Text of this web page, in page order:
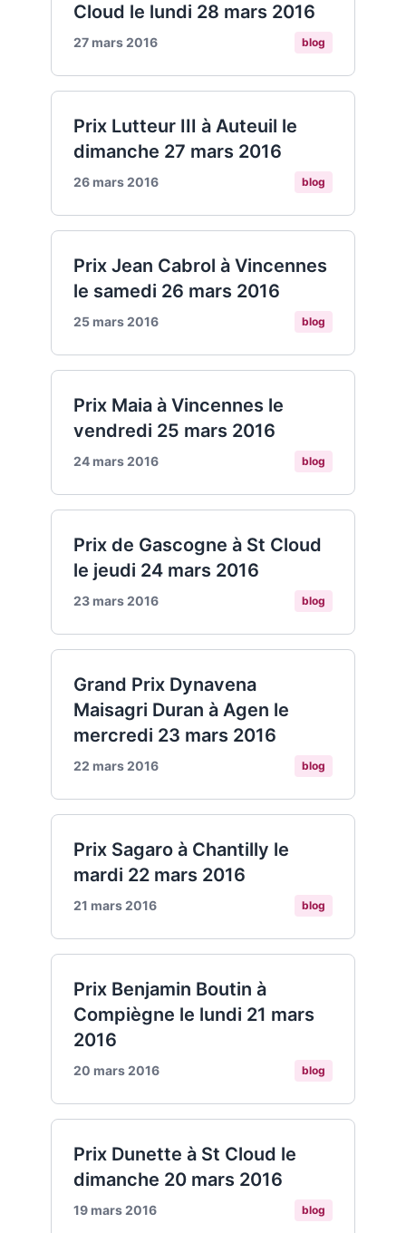
Cloud le lundi 28 mars 2016
27 mars 2016 blog
Prix Lutteur III à Auteuil le
dimanche 27 mars 2016
26 mars 2016 blog
Prix Jean Cabrol à Vincennes
le samedi 26 mars 2016
25 mars 2016 blog
Prix Maia à Vincennes le
vendredi 25 mars 2016
24 mars 2016 blog
Prix de Gascogne à St Cloud
le jeudi 24 mars 2016
23 mars 2016 blog
Grand Prix Dynavena
Maisagri Duran à Agen le
mercredi 23 mars 2016
22 mars 2016 blog
Prix Sagaro à Chantilly le
mardi 22 mars 2016
21 mars 2016 blog
Prix Benjamin Boutin à
Compiègne le lundi 21 mars
2016
20 mars 2016 blog
Prix Dunette à St Cloud le
dimanche 20 mars 2016
19 mars 2016 blog